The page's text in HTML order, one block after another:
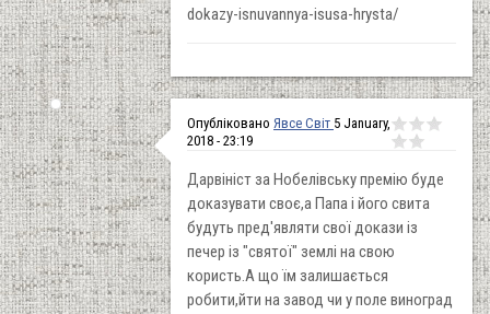
dokazy-isnuvannya-isusa-hrysta/
Опубліковано Явсе Світ 5 January,
2018 - 23:19
Дарвініст за Нобелівську премію буде
доказувати своє,а Папа і його свита
будуть пред'являти свої докази із
печер із "святої" землі на свою
користь.А що їм залишається
робити,йти на завод чи у поле виноград